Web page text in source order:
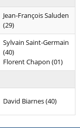
Jean-François Saluden
(29)
Sylvain Saint-Germain
(40)
Florent Chapon (01)
David Biarnes (40)